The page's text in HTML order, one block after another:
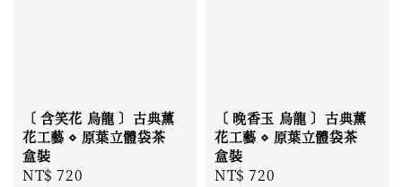
〔 含笑花 烏龍 〕古典薰
花工藝 ⋄ 原葉立體袋茶
盒裝
Regular
NT$ 720
〔 晚香玉 烏龍 〕古典薰
花工藝 ⋄ 原葉立體袋茶
盒裝
Regular
NT$ 720